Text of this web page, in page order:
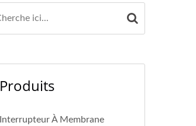
Produits
Interrupteur À Membrane